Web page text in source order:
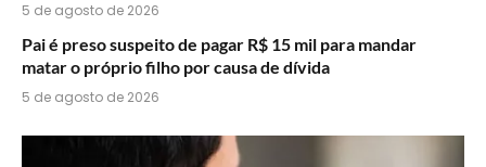
5 de agosto de 2026
Pai é preso suspeito de pagar R$ 15 mil para mandar
matar o próprio filho por causa de dívida
5 de agosto de 2026